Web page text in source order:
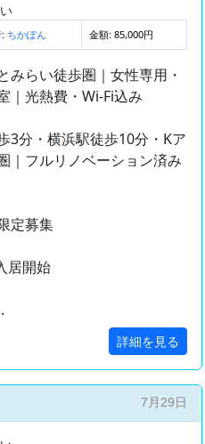
ちかぽん 金額: 85,000円
みらい徒歩圏｜女性専用・
｜光熱費・Wi-Fi込み
3分・横浜駅徒歩10分・Kア
｜フルリノベーション済み
定募集
居開始
詳細を見る
7月29日